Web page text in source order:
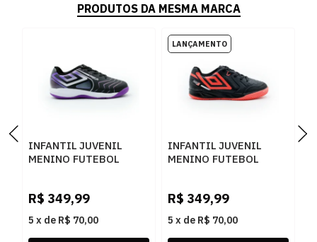
PRODUTOS DA MESMA MARCA
INFANTIL JUVENIL
MENINO FUTEBOL
100PRETOELECTRICPURPLEFURTACOR
R$ 349,99
5 x de R$ 70,00
INFANTIL JUVENIL
MENINO FUTEBOL
102PRETOCORALBRANCO
R$ 349,99
5 x de R$ 70,00